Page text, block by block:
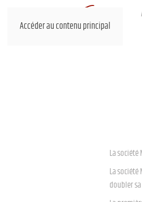
Accéder au contenu principal
La
La
doubler